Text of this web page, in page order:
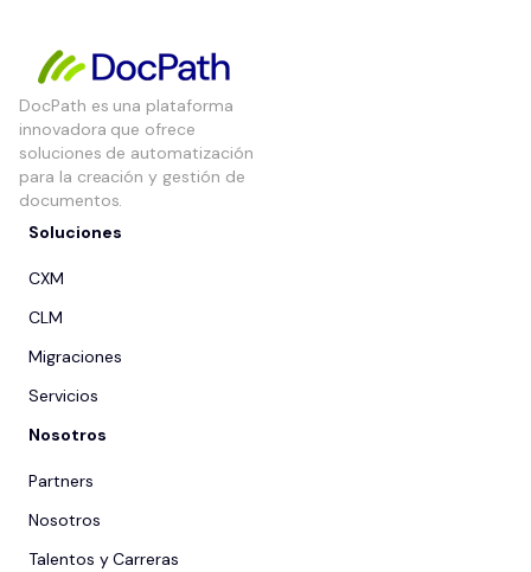
DocPath es una plataforma
innovadora que ofrece
soluciones de automatización
para la creación y gestión de
documentos.
Soluciones
CXM
CLM
Migraciones
Servicios
Nosotros
Partners
Nosotros
Talentos y Carreras